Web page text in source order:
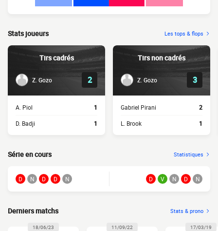
Stats joueurs Les tops & flops
Tirs cadrés
Z. Gozo 2
A. Piol 1
D. Badji 1
Tirs non cadrés
Z. Gozo 3
Gabriel Pirani 2
L. Brook 1
Série en cours Statistiques
D N D D N D V N D N
Derniers matchs Stats & prono
18/06/23 11/09/22 17/03/19